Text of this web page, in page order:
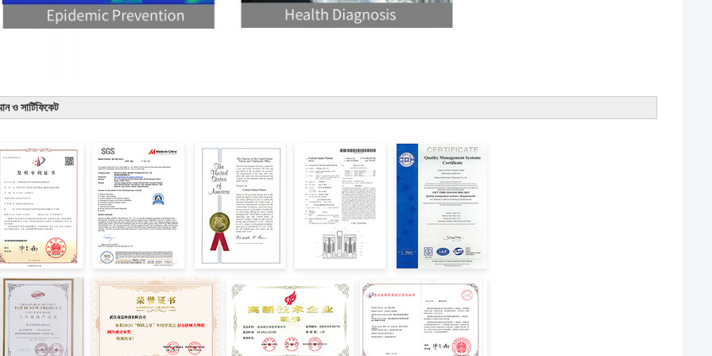
ও সার্টিফিকেট